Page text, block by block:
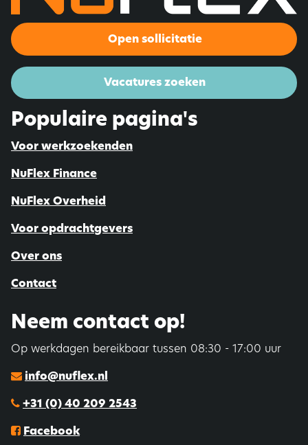
Open sollicitatie
Vacatures zoeken
Populaire pagina's
Voor werkzoekenden
NuFlex Finance
NuFlex Overheid
Voor opdrachtgevers
Over ons
Contact
Neem contact op!
Op werkdagen bereikbaar tussen 08:30 - 17:00 uur
info@nuflex.nl
+31 (0) 40 209 2543
Facebook